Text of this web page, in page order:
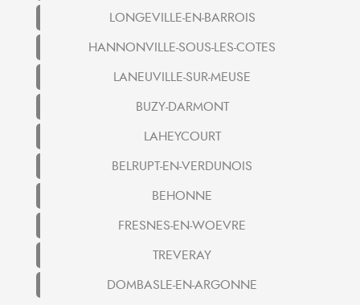
LONGEVILLE-EN-BARROIS
HANNONVILLE-SOUS-LES-COTES
LANEUVILLE-SUR-MEUSE
BUZY-DARMONT
LAHEYCOURT
BELRUPT-EN-VERDUNOIS
BEHONNE
FRESNES-EN-WOEVRE
TREVERAY
DOMBASLE-EN-ARGONNE